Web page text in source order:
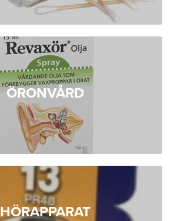
ÖRONVÅRD
HÖRAPPARAT